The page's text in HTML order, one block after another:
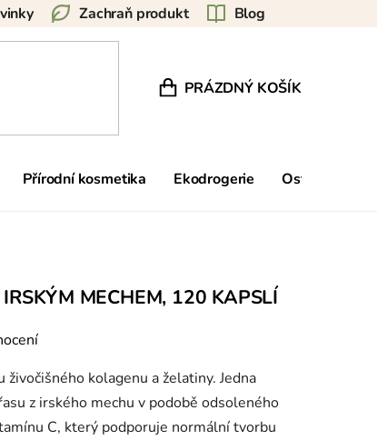
Blog
Zachraň produkt
NÁKUPNÍ KOŠÍK
PRÁZDNÝ KOŠÍK
Přírodní kosmetika Ekodrogerie Ostatní
MECHEM, 120 KAPSLÍ
kolagenu a želatiny. Jedna
z irského mechu v podobě odsoleného
C, který podporuje normální tvorbu